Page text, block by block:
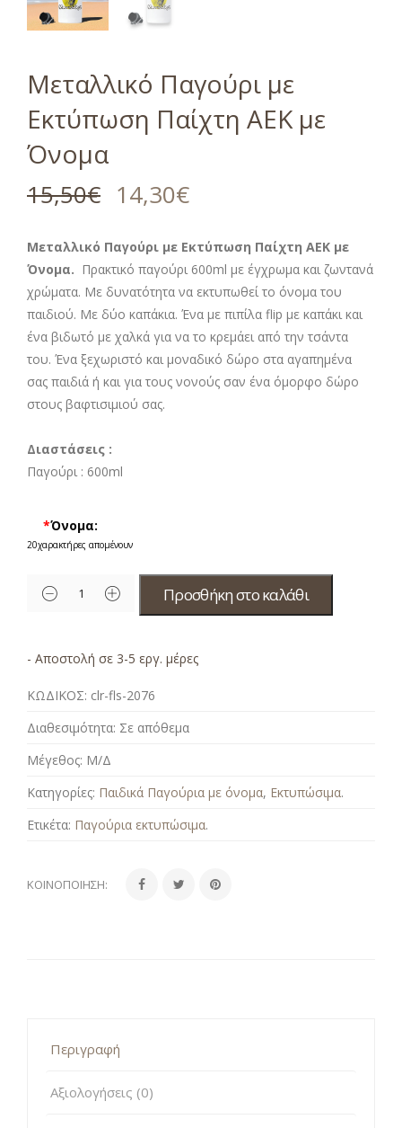
Μεταλλικό Παγούρι με
Εκτύπωση Παίχτη ΑΕΚ με
Όνομα
15,50€ 14,30€
Μεταλλικό Παγούρι με Εκτύπωση Παίχτη ΑΕΚ με
Όνομα. Πρακτικό παγούρι 600ml με έγχρωμα και ζωντανά
χρώματα. Με δυνατότητα να εκτυπωθεί το όνομα του
παιδιού. Με δύο καπάκια. Ένα με πιπίλα flip με καπάκι και
ένα βιδωτό με χαλκά για να το κρεμάει από την τσάντα
του. Ένα ξεχωριστό και μοναδικό δώρο στα αγαπημένα
σας παιδιά ή και για τους νονούς σαν ένα όμορφο δώρο
στους βαφτισιμιού σας.
Διαστάσεις :
Παγούρι : 600ml
*Όνομα:
20χαρακτήρες απομένουν
Προσθήκη στο καλάθι
- Αποστολή σε 3-5 εργ. μέρες
ΚΩΔΙΚΟΣ: clr-fls-2076
Διαθεσιμότητα: Σε απόθεμα
Μέγεθος: Μ/Δ
Κατηγορίες: Παιδικά Παγούρια με όνομα, Εκτυπώσιμα.
Ετικέτα: Παγούρια εκτυπώσιμα.
ΚΟΙΝΟΠΟΊΗΣΗ:
Περιγραφή
Αξιολογήσεις (0)